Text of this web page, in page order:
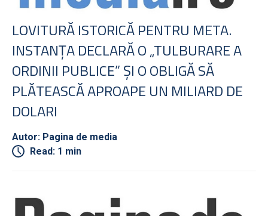
LOVITURĂ ISTORICĂ PENTRU META.
INSTANŢA DECLARĂ O „TULBURARE A
ORDINII PUBLICE” ŞI O OBLIGĂ SĂ
PLĂTEASCĂ APROAPE UN MILIARD DE
DOLARI
Autor: Pagina de media
Read: 1 min